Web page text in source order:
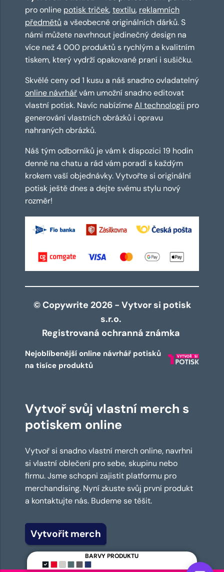
BARVY PRODUKTU
pro online potisk triček,textilu, reklamních
předmětů a všeobecně originálních dárků. S
námi můžete navrhnout jedinečný design na
více než 4 000 produktů s rychlým a kvalitním
tiskem, který vydrží opakované praní i sušičku.
Skvělé ceny od 1 kusu a náš snadno ovladatelný
online návrhářvám umožní snadno editovat
vlastní potisk. Navíc nabízímeAI technologii pro
generování vlastních obrázků i opravu
nahraných obrázků.
Náš tým odborníků je vám k dispozici 19 hodin
denně na chatu a rád vám poradí s každým
krokem vaší objednávky. Vytvořte si originální
potisk ještě dnes a dejte svému stylu nový
rozměr!
© Copywrite 2026 - Vytvor si potisk
s.r.o.
Registrovaná ochranná známka
Nejoblíbenější online návrhář potisků
na tisíce produktů
Vytvoř svůj vlastní merch s
potiskem online
Vytvoř si snadno vlastní merch online, navrhni
si vlastní oblečení pro sebe, skupinu nebo
firmu. Jsme schopni zajistit platformu pro
merchandising. Nyní zkuste svůj první produkt
a kontaktujte nás. Budeme se těšit.
Vytvořit merch